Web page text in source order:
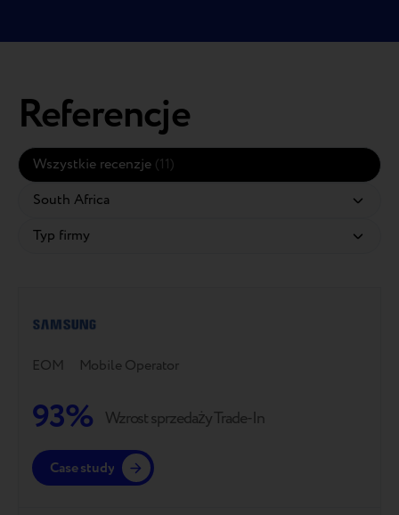
Referencje
Wszystkie recenzje (11)
EOM Mobile Operator
93% Wzrost sprzedaży Trade-In
Case study